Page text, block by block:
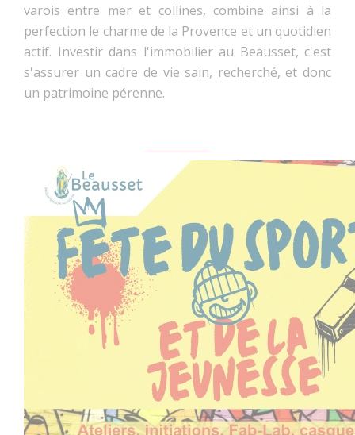
varois entre mer et collines, combine ainsi à la
perfection le charme de la Provence et un quotidien
actif. Investir dans l'immobilier au Beausset, c'est
s'assurer un cadre de vie sain, recherché, et donc
un patrimoine pérenne.